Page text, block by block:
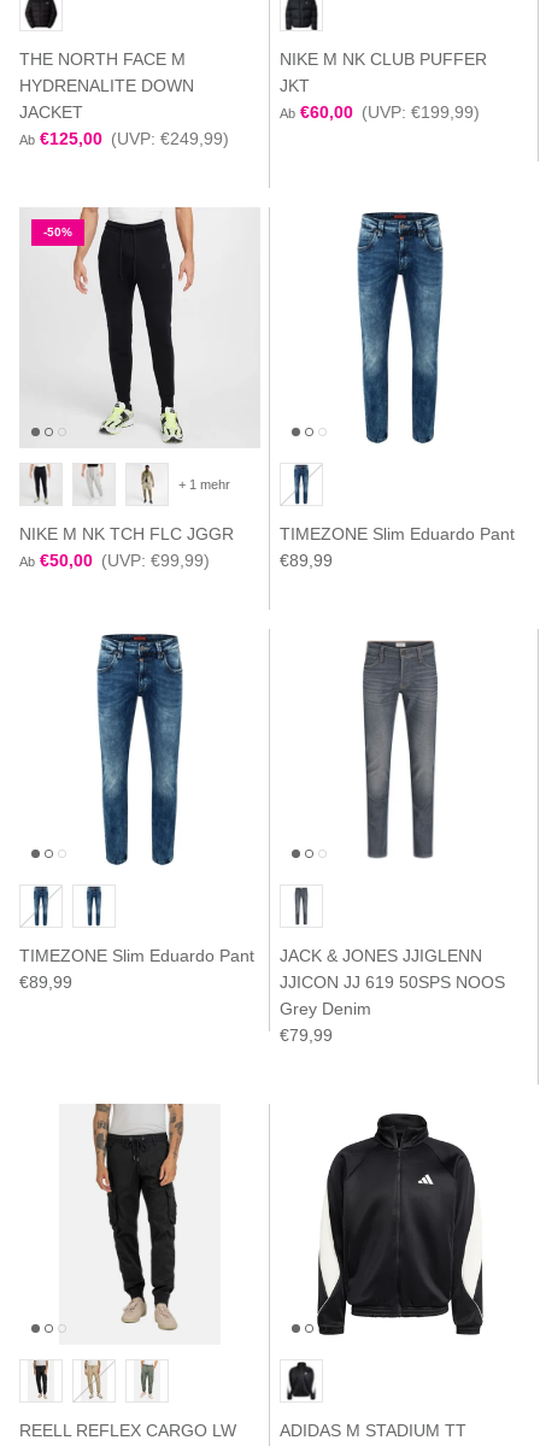
THE NORTH FACE M
HYDRENALITE DOWN
JACKET
Ab €125,00 (UVP: €249,99)
NIKE M NK CLUB PUFFER
JKT
Ab €60,00 (UVP: €199,99)
-50%
NIKE M NK TCH FLC JGGR
Ab €50,00 (UVP: €99,99)
+ 1 mehr
TIMEZONE Slim Eduardo Pant
€89,99
TIMEZONE Slim Eduardo Pant
€89,99
JACK & JONES JJIGLENN
JJICON JJ 619 50SPS NOOS
Grey Denim
€79,99
REELL REFLEX CARGO LW
ADIDAS M STADIUM TT